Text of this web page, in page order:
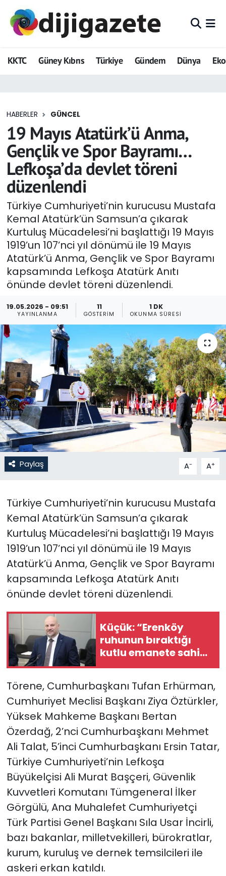
KKTC Güney Kıbrıs Türkiye Gündem Dünya
HABERLER GÜNCEL
19 Mayıs Atatürk’ü Anma,
Gençlik ve Spor Bayramı…
Lefkoşa’da devlet töreni
düzenlendi
Türkiye Cumhuriyeti’nin kurucusu Mustafa
Kemal Atatürk’ün Samsun’a çıkarak
Kurtuluş Mücadelesi’ni başlattığı 19 Mayıs
1919’un 107’nci yıl dönümü ile 19 Mayıs
Atatürk’ü Anma, Gençlik ve Spor Bayramı
kapsamında Lefkoşa Atatürk Anıtı
önünde devlet töreni düzenlendi.
19.05.2026 - 09:51
YAYINLANMA
11
GÖSTERIM
1 DK
OKUNMA SÜRESI
Paylaş A- A+
Türkiye Cumhuriyeti’nin kurucusu Mustafa
Kemal Atatürk’ün Samsun’a çıkarak
Kurtuluş Mücadelesi’ni başlattığı 19 Mayıs
1919’un 107’nci yıl dönümü ile 19 Mayıs
Atatürk’ü Anma, Gençlik ve Spor Bayramı
kapsamında Lefkoşa Atatürk Anıtı
önünde devlet töreni düzenlendi.
Küçük: “Erenköy
ruhunun bıraktığı
kutlu emanete sahip
çıkacağız”
Törene, Cumhurbaşkanı Tufan Erhürman,
Cumhuriyet Meclisi Başkanı Ziya Öztürkler,
Yüksek Mahkeme Başkanı Bertan
Özerdağ, 2’nci Cumhurbaşkanı Mehmet
Ali Talat, 5’inci Cumhurbaşkanı Ersin Tatar,
Türkiye Cumhuriyeti’nin Lefkoşa
Büyükelçisi Ali Murat Başçeri, Güvenlik
Kuvvetleri Komutanı Tümgeneral İlker
Görgülü, Ana Muhalefet Cumhuriyetçi
Türk Partisi Genel Başkanı Sıla Usar İncirli,
bazı bakanlar, milletvekilleri, bürokratlar,
kurum, kuruluş ve dernek temsilcileri ile
askeri erkan katıldı.
ADVERTORIAL
Dijigazete
Eğitim
Ekonomi
Foto Galeri
GEZİ
Güncel
Gündem
KKTC
Kültür Sanat
Magazin
Moda
Nöbetçi Eczaneler
Otomobil Dünyası
Politika
Spor
Teknoloji
TÜRKiYE
Video Galeri
Yazarlar
Hava Durumu
Trafik Durumu
Tüm Manşetler
Son Dakika Haberleri
Haber Arşivi